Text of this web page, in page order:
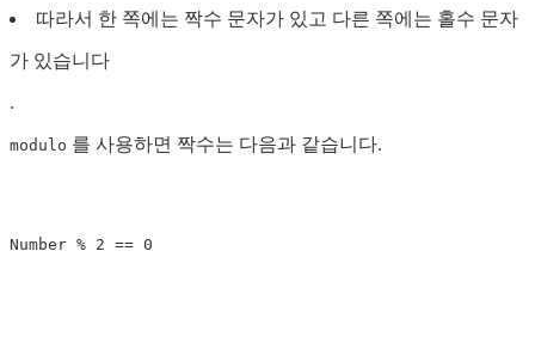
따라서 한 쪽에는 짝수 문자가 있고 다른 쪽에는 홀수 문자
가 있습니다
.
modulo 를 사용하면 짝수는 다음과 같습니다.